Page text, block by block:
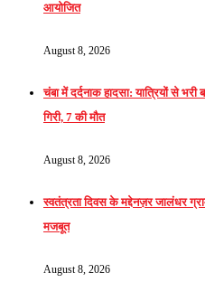
आयोजित
August 8, 2026
चंबा में दर्दनाक हादसा: यात्रियों से
गिरी, 7 की मौत
August 8, 2026
स्वतंत्रता दिवस के मद्देनज़र जालंधर
मजबूत
August 8, 2026